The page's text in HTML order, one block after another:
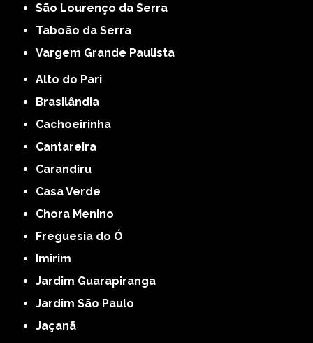
São Lourenço da Serra
Taboão da Serra
Vargem Grande Paulista
Alto do Pari
Brasilândia
Cachoeirinha
Cantareira
Carandiru
Casa Verde
Chora Menino
Freguesia do Ó
Imirim
Jardim Guarapiranga
Jardim São Paulo
Jaçanã